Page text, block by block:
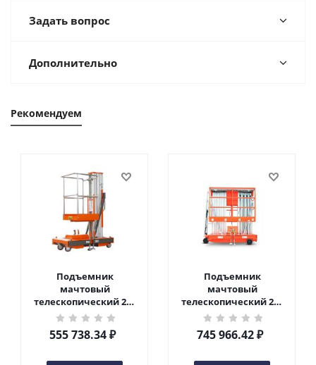
Задать вопрос
Дополнительно
Рекомендуем
Подъемник
мачтовый
телескопический 200
кг 6 м TOR GTWY6-200S
DC 2-мачтовый
(автономный) (G) в
555 738.34₽
Подъемник
мачтовый
телескопический 200
кг 10 м TOR GTWY10-
200S DC 2-мачтовый
(автономный) (N) в
745 966.42₽